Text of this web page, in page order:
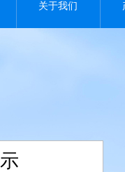
关于我们